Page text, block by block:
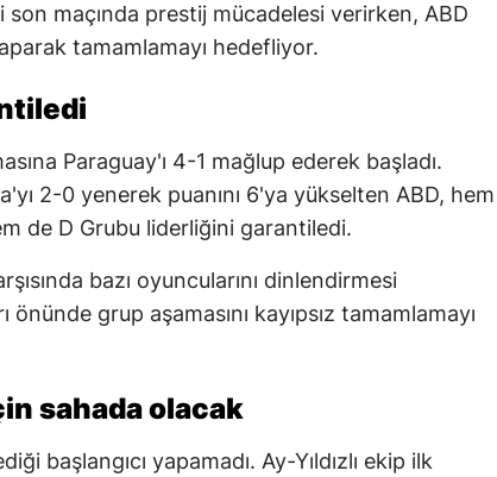
son maçında prestij mücadelesi verirken, ABD
tamamlamayı hedefliyor.
Paraguay'ı 4-1 mağlup ederek başladı.
2-0 yenerek puanını 6'ya yükselten ABD, hem
de D Grubu liderliğini garantiledi.
bazı oyuncularını dinlendirmesi
grup aşamasını kayıpsız tamamlamayı
sahada olacak
başlangıcı yapamadı. Ay-Yıldızlı ekip ilk